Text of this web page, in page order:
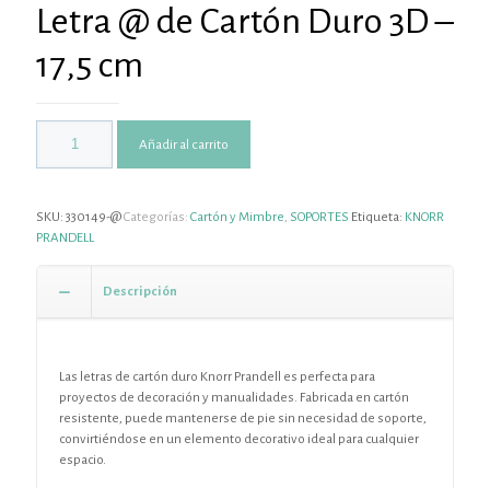
Letra @ de Cartón Duro 3D –
17,5 cm
Añadir al carrito
SKU: 330149-@Categorías: Cartón y Mimbre, SOPORTES Etiqueta: KNORR
PRANDELL
Descripción
Las letras de cartón duro Knorr Prandell es perfecta para
proyectos de decoración y manualidades. Fabricada en cartón
resistente, puede mantenerse de pie sin necesidad de soporte,
convirtiéndose en un elemento decorativo ideal para cualquier
espacio.